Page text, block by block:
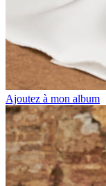
Ajoutez à mon album